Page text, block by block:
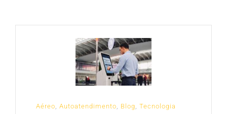
Aéreo, Autoatendimento, Blog, Tecnologia